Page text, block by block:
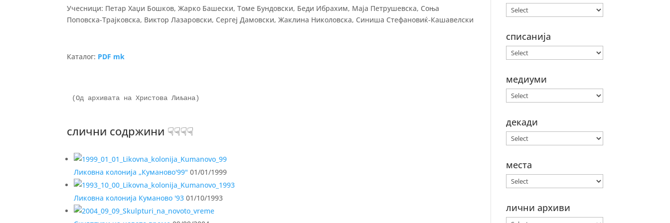
Учесници: Петар Хаџи Бошков, Жарко Башески, Томе Бундовски, Беди Ибрахим, Маја Петрушевска, Соња
Поповска-Трајковска, Виктор Лазаровски, Сергеј Дамовски, Жаклина Николовска, Синиша Стефановиќ-Кашавелски
Каталог: PDF mk
(Од архивата на Христова Лиљана)
слични содржини ☟☟☟☟
Ликовна колонија „Куманово'99" 01/01/1999
Ликовна колонија Куманово '93 01/10/1993
списанија
медиуми
декади
места
лични архиви